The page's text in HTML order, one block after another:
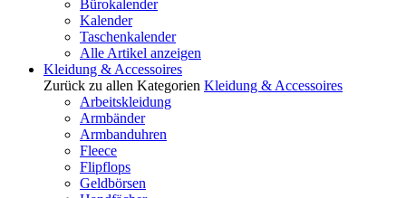
Bürokalender
Kalender
Taschenkalender
Alle Artikel anzeigen
Kleidung & Accessoires
Zurück zu allen Kategorien Kleidung & Accessoires
Arbeitskleidung
Armbänder
Armbanduhren
Fleece
Flipflops
Geldbörsen